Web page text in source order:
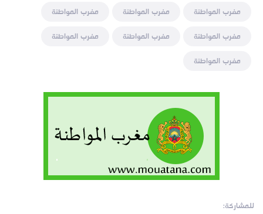
مغرب المواطنة
مغرب المواطنة
مغرب المواطنة
مغرب المواطنة
مغرب المواطنة
مغرب المواطنة
مغرب المواطنة
للمشاركة: